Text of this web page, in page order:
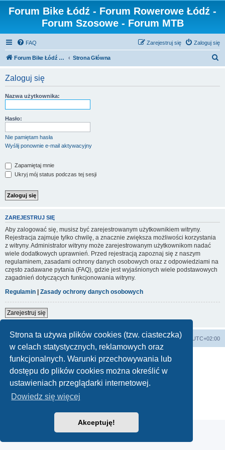
Strona ta używa plików cookies (tzw. ciasteczka)
w celach statystycznych, reklamowych oraz
funkcjonalnych. Warunki przechowywania lub
dostępu do plików cookies można określić w
ustawieniach przeglądarki internetowej.
Dowiedz się więcej
Akceptuję!
Forum Bike Łódź - Forum Rowerowe Łódź -
Forum Szosowe - Forum MTB
FAQ Zaloguj się
Zarejestruj się
Forum Bike Łódź - Forum Rowerowe Łódź - Forum Szosowe - Forum MTB Strona Główna
Zaloguj się
Nazwa użytkownika:
Hasło:
Nie pamiętam hasła
Wyślij ponownie e-mail aktywacyjny
Zapamiętaj mnie
Ukryj mój status podczas tej sesji
ZAREJESTRUJ SIĘ
Aby zalogować się, musisz być zarejestrowanym użytkownikiem witryny.
Rejestracja zajmuje tylko chwilę, a znacznie zwiększa możliwości korzystania
z witryny. Administrator witryny może zarejestrowanym użytkownikom nadać
wiele dodatkowych uprawnień. Przed rejestracją zapoznaj się z naszym
regulaminem, zasadami ochrony danych osobowych oraz z odpowiedziami na
często zadawane pytania (FAQ), gdzie jest wyjaśnionych wiele podstawowych
zagadnień dotyczących funkcjonowania witryny.
Regulamin | Zasady ochrony danych osobowych
Zarejestruj się
Forum Bike Łódź - Forum Rowerowe Łódź - Forum Szosowe - Forum MTB Strona Główna Strefa czasowa UTC+02:00
Linki partnerskie: strony www lodz ,Fotografia Analogowa
Polski pakiet językowy dostarcza